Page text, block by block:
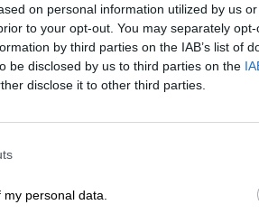
on personal information utilized by us
to your opt-out. You may separately
by third parties on the IAB’s list of
be disclosed by us to third parties on the
disclose it to other third parties.
personal data.
Αναθεώρηση,
το Σώμα της Βουλής, καθώς
εμπιστοσύνη και την